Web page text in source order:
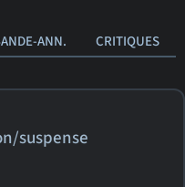
ANN. CRITIQUES
suspense